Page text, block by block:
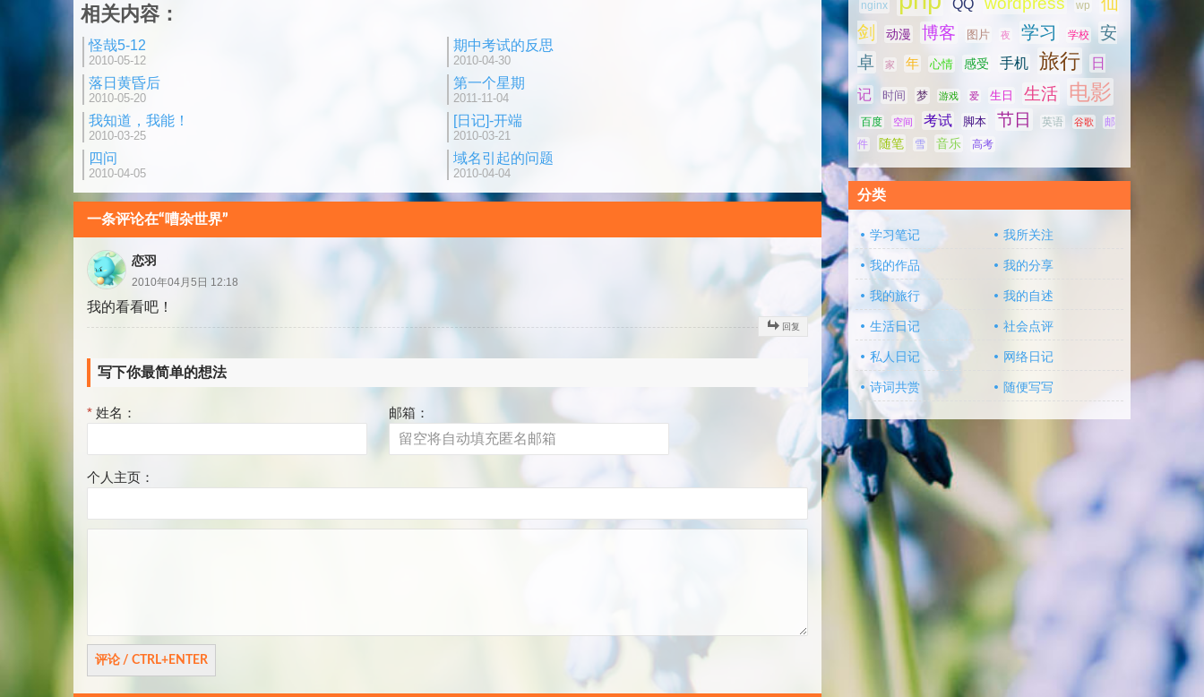
分
页
相关内容：
怪哉5-12
2010-05-12
期中考试的反思
2010-04-30
落日黄昏后
2010-05-20
第一个星期
2011-11-04
我知道，我能！
2010-03-25
[日记]-开端
2010-03-21
四问
2010-04-05
域名引起的问题
2010-04-04
一条评论在“嘈杂世界”
恋羽
2010年04月5日 12:18
我的看看吧！
回复
写下你最简单的想法
* 姓名： 邮箱：
个人主页：
nginx QQ wp
剑
动漫 博客 图片 夜 学习 学校
安
卓
家 年 心情 感受 手机 旅行 日
记 时间 梦 游戏 爱 生日 生活 电影
百度 空间 考试 脚本 节日 英语 谷歌 邮
件 随笔 雪 音乐 高考
分类
学习笔记 我所关注
我的作品 我的分享
我的旅行 我的自述
生活日记 社会点评
私人日记 网络日记
诗词共赏 随便写写